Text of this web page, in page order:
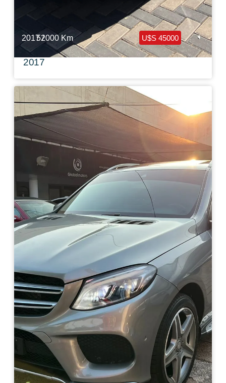
2017 /52000 Km U$S 45000
Mercedes Benz GLE 350 4M Look AMG
2017
Haz clic aquí